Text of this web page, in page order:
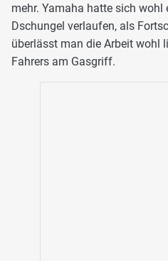
mehr. Yamaha hatte sich wohl
Dschungel verlaufen, als
überlässt man die Arbeit wohl
Fahrers am Gasgriff.